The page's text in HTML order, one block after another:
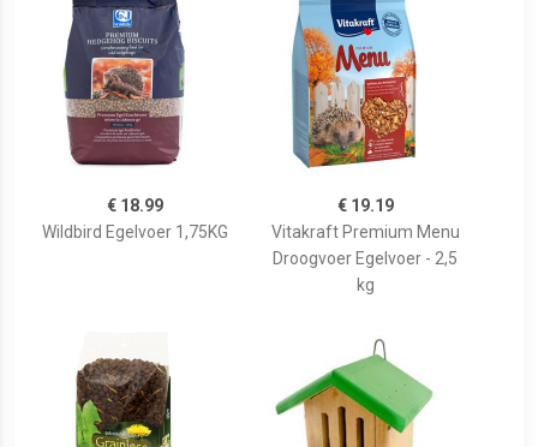
€ 18.99
Wildbird Egelvoer 1,75KG
€ 19.19
Vitakraft Premium Menu
Droogvoer Egelvoer - 2,5
kg